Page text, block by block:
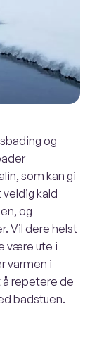
og
som kan gi
veldig kald
og
Vil dere helst
være ute i
varmen i
å repetere de
badstuen.